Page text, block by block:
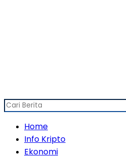
Home
Info Kripto
Ekonomi